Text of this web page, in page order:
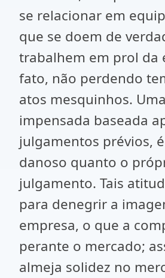
se relacionar em
que se doem de
trabalhem em prol da
fato, não perdendo
atos mesquinhos.
impensada baseada
julgamentos prévios,
danoso quanto o
julgamento. Tais
para denegrir a
empresa, o que a
perante o mercado;
almeja solidez no